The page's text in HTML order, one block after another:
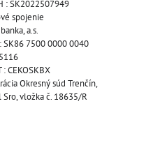
: SK2022507949
spojenie
a.s.
SK86 7500 0000 0040
: CEKOSKBX
Okresný súd Trenčín,
vložka č. 18635/R